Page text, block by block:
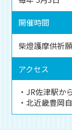
開催時間
柴燈護摩供祈
アクセス
・JR佐津駅か
・北近畿豊岡